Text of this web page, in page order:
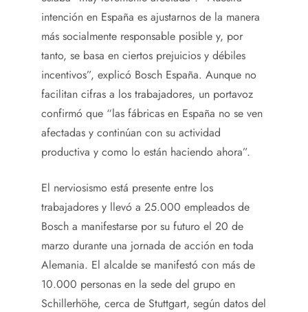
intención en España es ajustarnos de la manera
más socialmente responsable posible y, por
tanto, se basa en ciertos prejuicios y débiles
incentivos”, explicó Bosch España. Aunque no
facilitan cifras a los trabajadores, un portavoz
confirmó que “las fábricas en España no se ven
afectadas y continúan con su actividad
productiva y como lo están haciendo ahora”.
El nerviosismo está presente entre los
trabajadores y llevó a 25.000 empleados de
Bosch a manifestarse por su futuro el 20 de
marzo durante una jornada de acción en toda
Alemania. El alcalde se manifestó con más de
10.000 personas en la sede del grupo en
Schillerhöhe, cerca de Stuttgart, según datos del